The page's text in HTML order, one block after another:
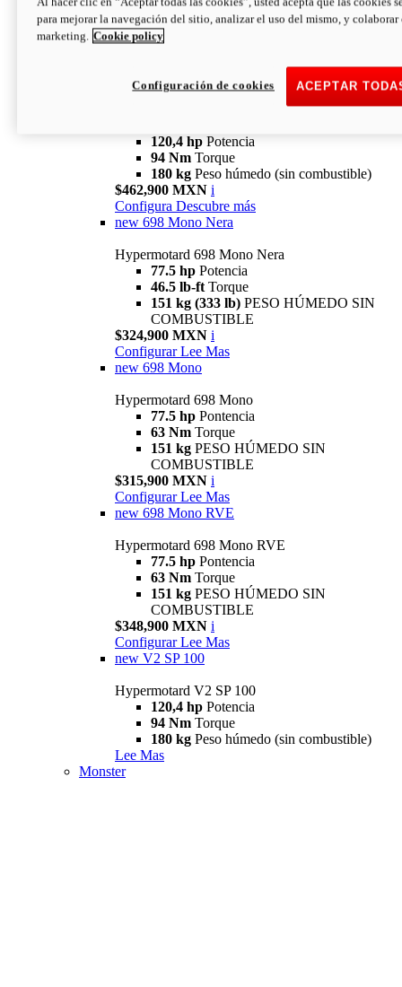
94 NmTorque
180 kgPESO HÚMEDO SIN
COMBUSTIBLE
newV2 SP
120,4 hp Potencia
94 Nm Torque
180 kg Peso húmedo (sin combustible)
$462,900 MXN i
Configura Descubre más
new 698 Mono Nera
Hypermotard 698 Mono Nera
77.5 hp Potencia
46.5 lb-ft Torque
151 kg (333 lb) PESO HÚMEDO SIN
COMBUSTIBLE
$324,900 MXN i
Configurar Lee Mas
new 698 Mono
Hypermotard 698 Mono
77.5 hp Pontencia
63 Nm Torque
151 kg PESO HÚMEDO SIN
COMBUSTIBLE
$315,900 MXN i
Configurar Lee Mas
new 698 Mono RVE
Hypermotard 698 Mono RVE
77.5 hp Pontencia
63 Nm Torque
151 kg PESO HÚMEDO SIN
COMBUSTIBLE
$348,900 MXN i
Configurar Lee Mas
new V2 SP 100
Hypermotard V2 SP 100
120,4 hp Potencia
94 Nm Torque
180 kg Peso húmedo (sin combustible)
Lee Mas
Monster
para mejorar la navegación del sitio, analizar el uso del mismo, y colaborar
marketing. Cookie policy
ACEPTAR
Configuración de cookies